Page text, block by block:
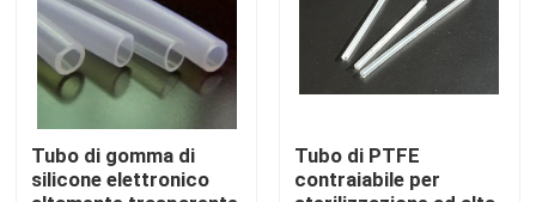
Accessori per cavi termostatici
Kit di eliminazione del contrasto a freddo
Tubo di gomma di
silicone elettronico
Tubo di PTFE
contraiabile per